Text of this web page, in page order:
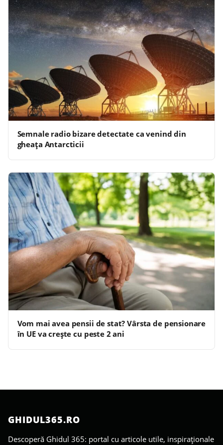
Semnale radio bizare detectate ca venind din
gheaţa Antarcticii
Vom mai avea pensii de stat? Vârsta de pensionare
în UE va crește cu peste 2 ani
GHIDUL365.RO
Descoperă Ghidul 365: portal cu articole utile, inspiraționale